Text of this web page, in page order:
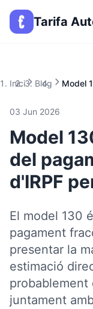
Tarifa
Inici Blog
03 Jun 2026
Model
del
d'IRPF
El model 130
pagament
presentar la
estimació
probablement
juntament